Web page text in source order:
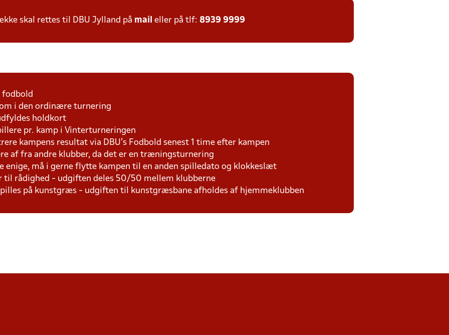
skal rettes til DBU Jylland på mail eller på tlf: 8939 9999
fodbold
i den ordinære turnering
holdkort
pr. kamp i Vinterturneringen
kampens resultat via DBU's Fodbold senest 1 time efter kampen
af fra andre klubber, da det er en træningsturnering
enige, må i gerne flytte kampen til en anden spilledato og klokkeslæt
til rådighed - udgiften deles 50/50 mellem klubberne
på kunstgræs - udgiften til kunstgræsbane afholdes af hjemmeklubben